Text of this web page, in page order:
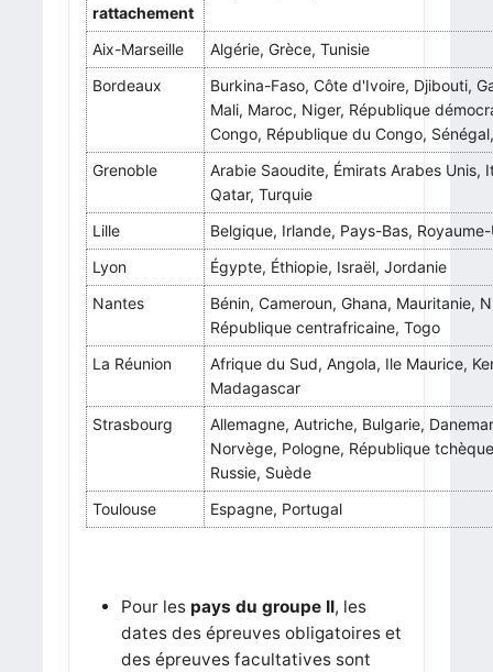
rattachement
Aix-Marseille
Algérie, Grèce, Tunisie
Bordeaux
Burkina-Faso, Côte d'Ivoire, Djibouti,
Mali, Maroc, Niger, République
Congo, République du Congo,
Grenoble
Arabie Saoudite, Émirats Arabes Unis,
Qatar, Turquie
Lille
Belgique, Irlande, Pays-Bas,
Lyon
Égypte, Éthiopie, Israël, Jordanie
Nantes
Bénin, Cameroun, Ghana, Mauritanie,
République centrafricaine, Togo
La Réunion
Afrique du Sud, Angola, Ile Maurice,
Madagascar
Strasbourg
Allemagne, Autriche, Bulgarie,
Norvège, Pologne, République
Russie, Suède
Toulouse
Espagne, Portugal
Pour les pays du groupe II, les
dates des épreuves obligatoires et
des épreuves facultatives sont